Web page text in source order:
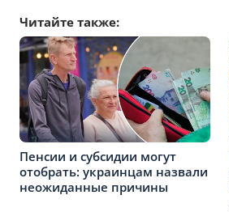
Читайте также:
Пенсии и субсидии могут
отобрать: украинцам назвали
неожиданные причины